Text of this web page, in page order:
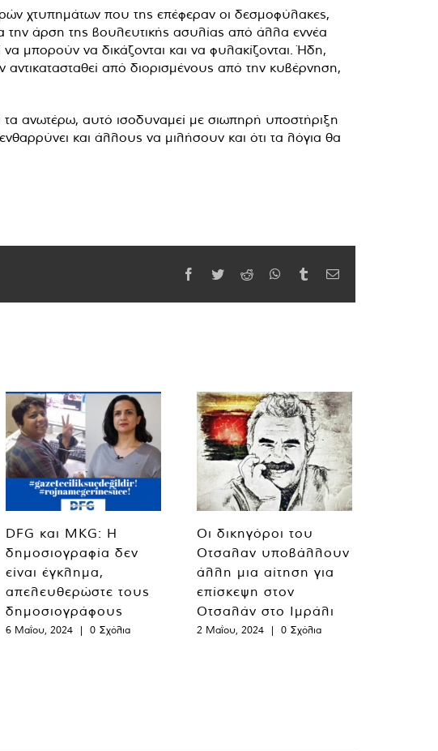
χτυπημάτων που της επέφεραν οι δεσμοφύλακες,
την άρση της βουλευτικής ασυλίας από άλλα εννέα
μπορούν να δικάζονται και να φυλακίζονται. Ήδη,
από διορισμένους από την κυβέρνηση,
ανωτέρω, αυτό ισοδυναμεί με σιωπηρή υποστήριξη
και άλλους να μιλήσουν και ότι τα λόγια θα
Facebook
TwitterReddit WhatsApp
TumblrEmail
DFG και MKG: Η
δημοσιογραφία δεν
είναι έγκλημα,
απελευθερώστε τους
δημοσιογράφους
6 Μαΐου, 2024 | 0 Σχόλια
Οι δικηγόροι του
Οτσαλαν υποβάλλουν
άλλη μια αίτηση για
επίσκεψη στον
Οτσαλάν στο Ιμράλι
2 Μαΐου, 2024 | 0 Σχόλια